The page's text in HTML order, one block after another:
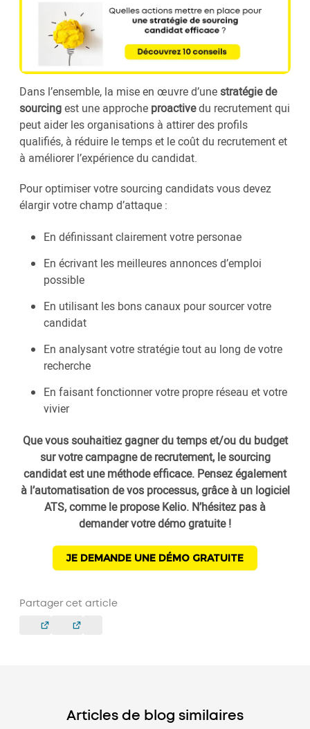
Dans l’ensemble, la mise en œuvre d’une stratégie de
sourcingest une approche proactivedu recrutement qui
peut aider les organisations à attirer des profils
qualifiés, à réduire le temps et le coût du recrutement et
à améliorer l’expérience du candidat.
Pour optimiser votre sourcing candidats vous devez
élargir votre champ d’attaque :
En définissant clairement votre personae
En écrivant les meilleures annonces d’emploi
possible
En utilisant les bons canaux pour sourcer votre
candidat
En analysant votre stratégie tout au long de votre
recherche
En faisant fonctionner votre propre réseau et votre
vivier
Que vous souhaitiez gagner du temps et/ou du budget
sur votre campagne de recrutement, le sourcing
candidat est une méthode efficace. Pensez également
à l’automatisation de vos processus, grâce à un logiciel
ATS, comme le propose Kelio. N’hésitez pas à
demander votre démo gratuite !
JE DEMANDE UNE DÉMO GRATUITE
Partager cet article
Articles de blog similaires